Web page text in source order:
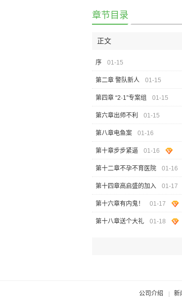
章节目录
正文
序 01-15
第二章 警队新人 01-15
第四章 “2·1”专案组 01-15
第六章出师不利 01-15
第八章电鱼案 01-16
第十章步步紧逼 01-16
第十二章不孕不育医院 01-16
第十四章高启盛的加入 01-17
第十六章有内鬼！ 01-17
第十八章送个大礼 01-18
公司介绍 新